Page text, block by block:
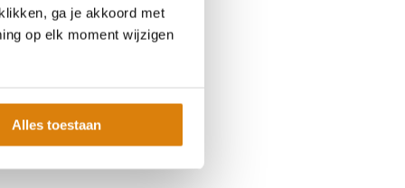
ga je akkoord met
op elk moment wijzigen
Alles toestaan